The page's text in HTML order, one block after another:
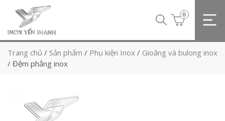
0
Trang chủ / Sản phẩm / Phụ kiện Inox / Gioăng và bulong inox
/ Đệm phẳng inox